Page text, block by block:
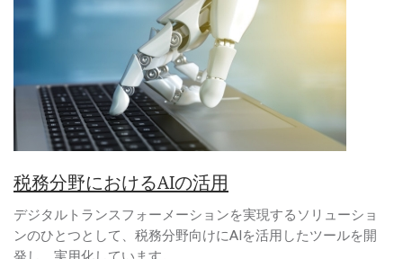
税務分野におけるAIの活用
デジタルトランスフォーメーションを実現するソリューショ
ンのひとつとして、税務分野向けにAIを活用したツールを開
発し、実用化しています。